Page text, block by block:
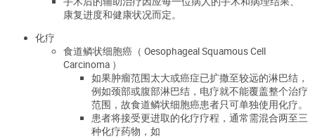
康复进度和健康状况而定。
化疗
食道鳞状细胞癌（ Oesophageal Squamous Cell
Carcinoma ）
如果肿瘤范围太大或癌症已扩撒至较远的淋巴结，
例如颈部或腹部淋巴结，电疗就不能覆盖整个治疗
范围，故食道鳞状细胞癌患者只可单独使用化疗。
患者将接受更进取的化疗疗程，通常需混合两至三
种化疗药物，如